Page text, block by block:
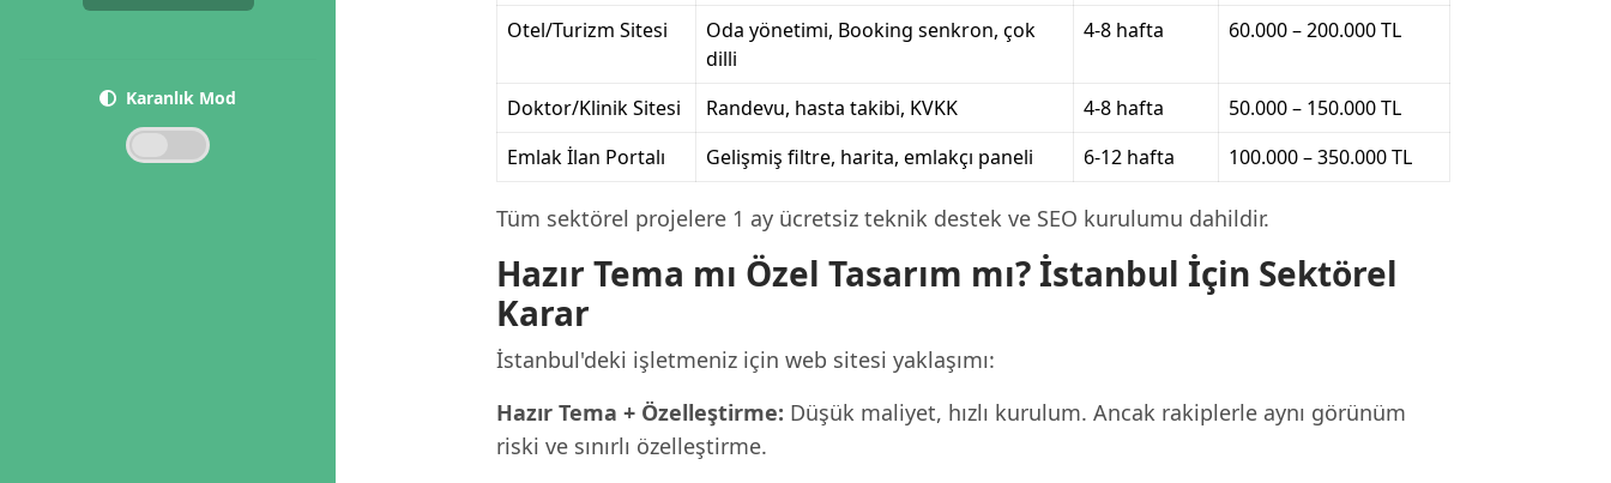
Karanlık Mod
Otel/Turizm Sitesi
Oda yönetimi, Booking senkron, çok
dilli
4-8 hafta 60.000 – 200.000 TL
Doktor/Klinik Sitesi Randevu, hasta takibi, KVKK 4-8 hafta
50.000 – 150.000 TL
Emlak İlan Portalı
Gelişmiş filtre, harita, emlakçı paneli 6-12 hafta 100.000 – 350.000 TL
Tüm sektörel projelere 1 ay ücretsiz teknik destek ve SEO kurulumu dahildir.
Hazır Tema mı Özel Tasarım mı? İstanbul İçin Sektörel
Karar
İstanbul'deki işletmeniz için web sitesi yaklaşımı:
Hazır Tema + Özelleştirme: Düşük maliyet, hızlı kurulum. Ancak rakiplerle aynı görünüm
riski ve sınırlı özelleştirme.